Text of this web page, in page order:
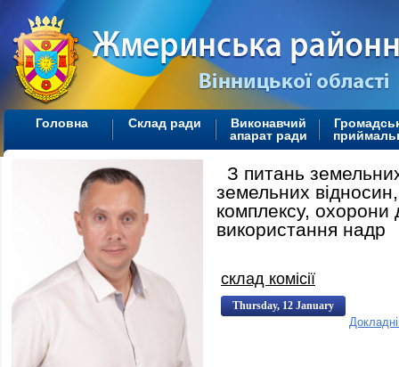
Головна Склад ради
Виконавчий
апарат ради
З питань
земельних
комплексу, охорони
використання надр
склад комісії
Thursday, 12 January